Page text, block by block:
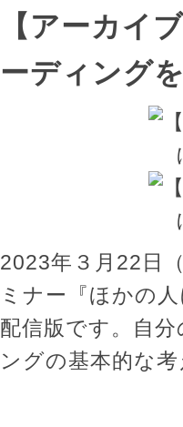
【アーカイ
ーディング
2023年３月22日
ミナー『ほかの
配信版です。自
ングの基本的な